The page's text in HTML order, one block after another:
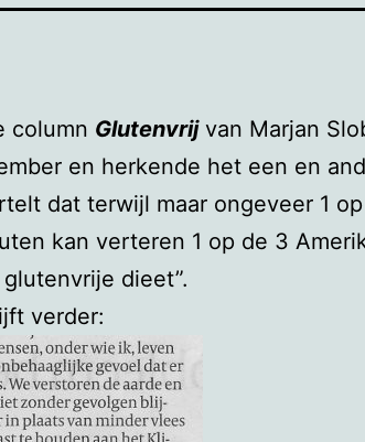
column Glutenvrijvan Marjan
en herkende het een en
dat terwijl maar ongeveer 1
kan verteren 1 op de 3
dieet”.
verder: